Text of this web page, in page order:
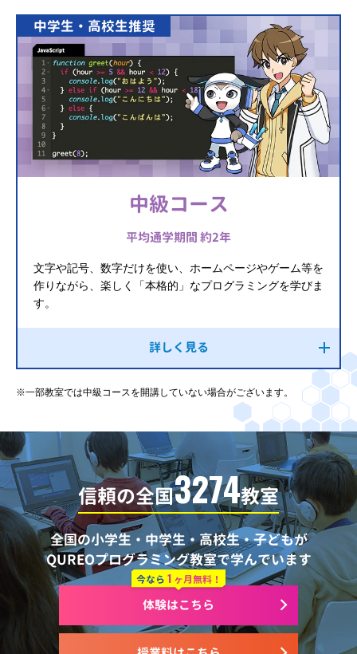
中学生・高校生推奨
中級コース
平均通学期間 約2年
文字や記号、数字だけを使い、ホームページやゲーム等を
作りながら、楽しく「本格的」なプログラミングを学びま
す。
詳しく見る
※一部教室では中級コースを開講していない場合がございます。
信頼の全国3274教室
全国の小学生・中学生・高校生・子どもが
QUREOプログラミング教室で学んでいます
今なら 1 ヶ月無料！
体験はこちら